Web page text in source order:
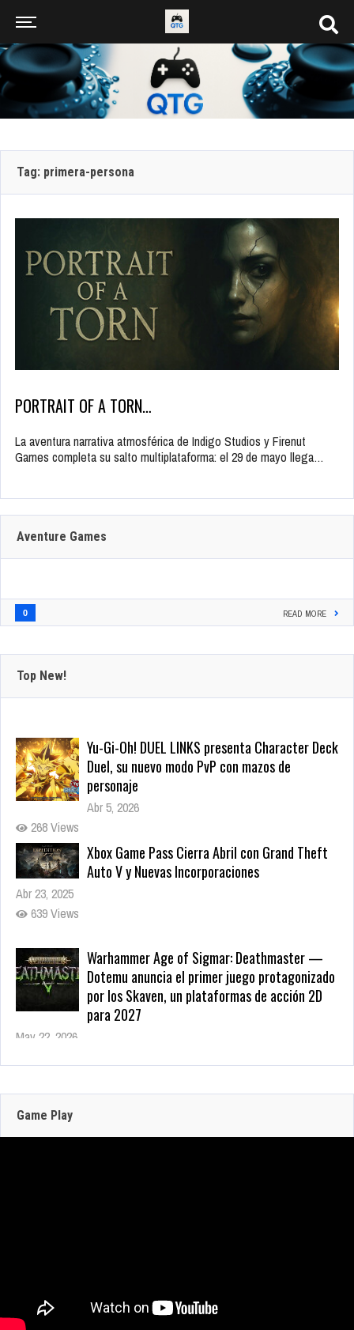
Tag: primera-persona
PORTRAIT OF A TORN…
La aventura narrativa atmosférica de Indigo Studios y Firenut
Games completa su salto multiplataforma: el 29 de mayo llega…
Aventure Games
0 READ MORE
Top New!
Yu-Gi-Oh! DUEL LINKS presenta Character Deck
Duel, su nuevo modo PvP con mazos de
personaje
Abr 5, 2026
268 Views
Xbox Game Pass Cierra Abril con Grand Theft
Auto V y Nuevas Incorporaciones
Abr 23, 2025
639 Views
Warhammer Age of Sigmar: Deathmaster —
Dotemu anuncia el primer juego protagonizado
por los Skaven, un plataformas de acción 2D
para 2027
May 22, 2026
Zenless Zone Zero 3.0 llega a Steam el 17 de
actualiza RTX Remix 1.5
312 Views
Game Play
JULIO 30, 2026
JULIO 29, 2026